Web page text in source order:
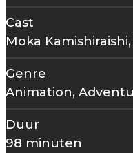
Cast
Moka
Genre
Animation,
Duur
98 minuten